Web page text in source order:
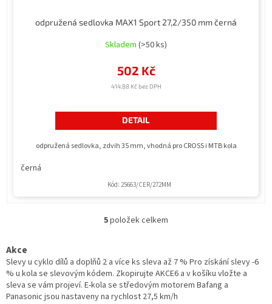
odpružená sedlovka MAX1 Sport 27,2/350 mm černá
Skladem (>50 ks)
414,88 Kč bez DPH
502 Kč
DETAIL
odpružená sedlovka, zdvih 35 mm, vhodná pro CROSS i MTB kola
černá
Kód: 25663/CER/272MM
O
á
d
a
c
5položek celkem
Akce
Slevy u cyklo dílů a doplňů 2 a více ks sleva až 7 % Pro získání slevy -6
% u kola se slevovým kódem. Zkopirujte AKCE6 a v košíku vložte a
sleva se vám projeví. E-kola se středovým motorem Bafang a
Panasonic jsou nastaveny na rychlost 27,5 km/h